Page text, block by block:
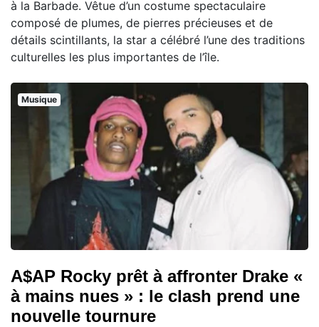
à la Barbade. Vêtue d’un costume spectaculaire
composé de plumes, de pierres précieuses et de
détails scintillants, la star a célébré l’une des traditions
culturelles les plus importantes de l’île.
Musique
A$AP Rocky prêt à affronter Drake «
à mains nues » : le clash prend une
nouvelle tournure